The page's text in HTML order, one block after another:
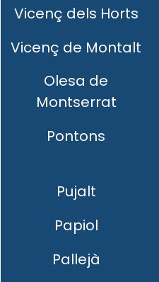
Vicenç dels Horts
Vicenç de Montalt
Olesa de
Montserrat
Pontons
Pujalt
Papiol
Pallejà